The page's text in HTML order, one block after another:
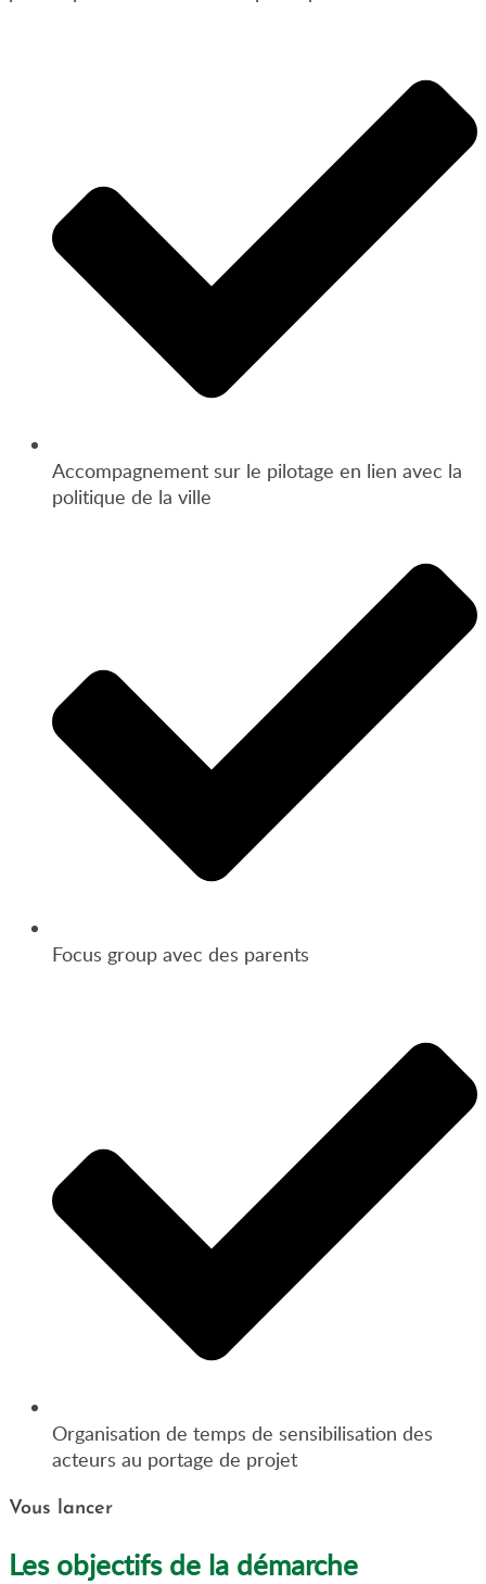
Accompagnement sur le pilotage en lien avec la
politique de la ville
Focus group avec des parents
Organisation de temps de sensibilisation des
acteurs au portage de projet
Vous lancer
Les objectifs de la démarche